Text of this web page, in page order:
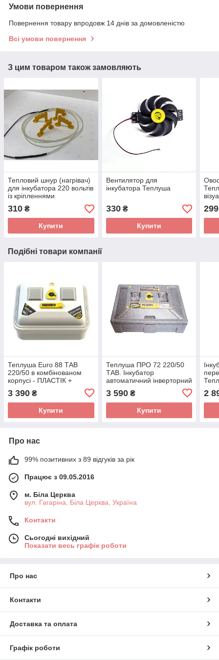
Умови повернення
Повернення товару впродовж 14 днів за домовленістю
Всі умови повернення
З цим товаром також замовляють
Тепловий шнур (нагрівач)
для інкубатора 220 вольтів
із кріпленнями
310 ₴
Купити
Вентилятор для
інкубатора Теплуша
330₴
Купити
299
Подібні товари компанії
Теплуша Euro 88 ТАВ
220/50 в комбінованом
корпусі - ПЛАСТІК +
3 390 ₴
Купити
Теплуша ПРО 72 220/50
ТАВ. Інкубатор
автоматичний інверторний
з вбудованим гігрометром
3 590₴
Купити
2
Про нас
99% позитивних з 89 відгуків за рік
Працює з 09.05.2016
м. Біла Церква
вул. Гагаріна, Біла Церква, Україна
Контакти
Сьогодні вихідний
Показати весь графік роботи
Про нас
Контакти
Доставка та оплата
Графік роботи